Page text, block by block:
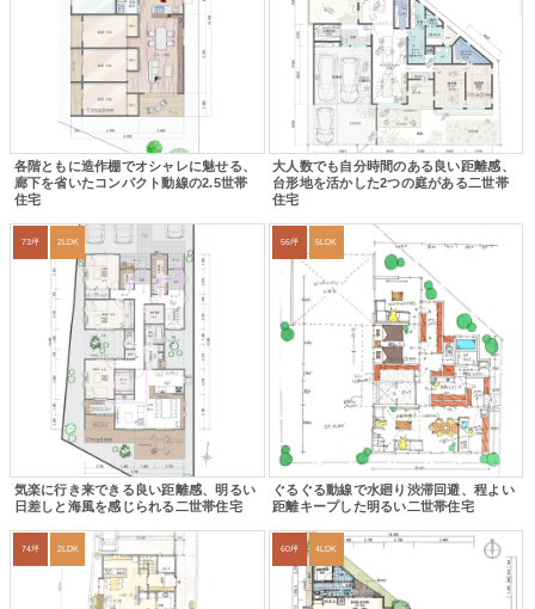
各階ともに造作棚でオシャレに魅せる、
廊下を省いたコンパクト動線の2.5世帯
住宅
大人数でも自分時間のある良い距離感、
台形地を活かした2つの庭がある二世帯
住宅
73坪 2LDK
気楽に行き来できる良い距離感、明るい
日差しと海風を感じられる二世帯住宅
56坪 5LDK
ぐるぐる動線で水廻り渋滞回避、程よい
距離キープした明るい二世帯住宅
74坪 2LDK 60坪 4LDK